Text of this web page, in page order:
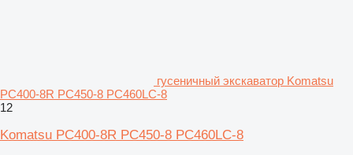
гусеничный экскаватор Komatsu
PC400-8R PC450-8 PC460LC-8
12
Komatsu PC400-8R PC450-8 PC460LC-8